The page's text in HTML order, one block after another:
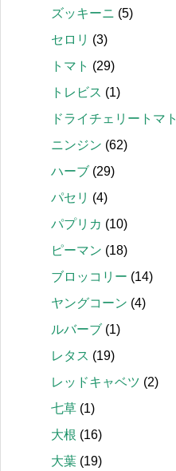
ズッキーニ (5)
セロリ (3)
トマト (29)
トレビス (1)
ドライチェリートマト
ニンジン (62)
ハーブ (29)
パセリ (4)
パプリカ (10)
ピーマン (18)
ブロッコリー (14)
ヤングコーン (4)
ルバーブ (1)
レタス (19)
レッドキャベツ (2)
七草 (1)
大根 (16)
大葉 (19)